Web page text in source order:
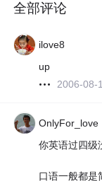
全部评论
ilove8
up
2006-08-
OnlyFor_love
你英语过四级
口语一般都是